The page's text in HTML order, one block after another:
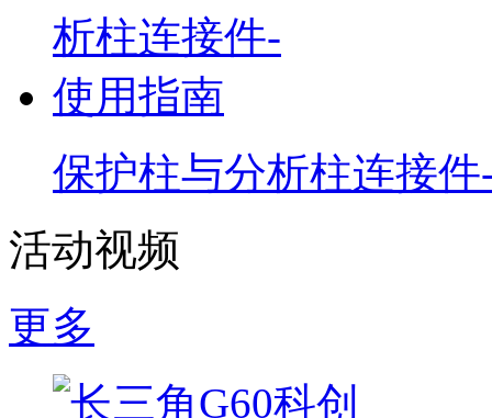
保护柱与分析柱连接
活动视频
更多